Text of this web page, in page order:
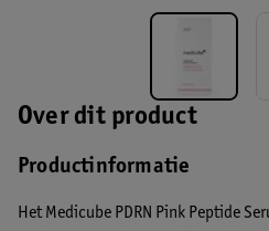
Over dit product
Productinformatie
Het Medicube PDRN Pink Peptide